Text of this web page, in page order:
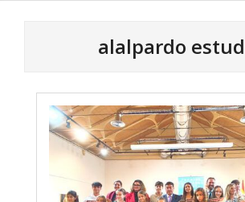
alalpardo